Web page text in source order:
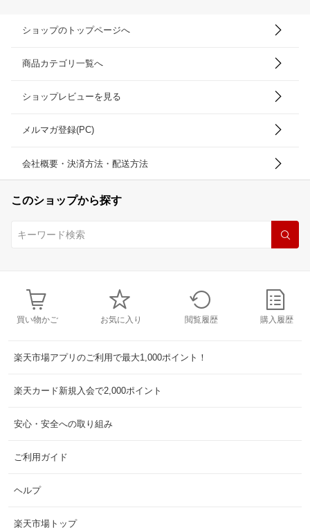
ショップのトップページへ
商品カテゴリ一覧へ
ショップレビューを見る
メルマガ登録(PC)
会社概要・決済方法・配送方法
このショップから探す
買い物かご お気に入り 閲覧履歴 購入履歴
楽天市場アプリのご利用で最大1,000ポイント！
楽天カード新規入会で2,000ポイント
安心・安全への取り組み
ご利用ガイド
ヘルプ
楽天市場トップ